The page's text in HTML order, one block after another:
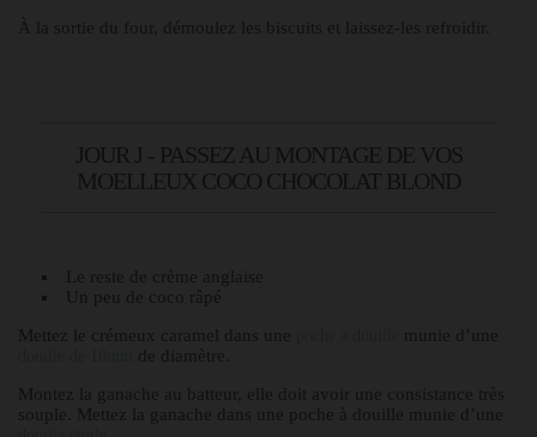
À la sortie du four, démoulez les biscuits et laissez-les refroidir.
JOUR J - PASSEZ AU MONTAGE DE VOS
MOELLEUX COCO CHOCOLAT BLOND
Le reste de crème anglaise
Un peu de coco râpé
Mettez le crémeux caramel dans une
munie d’une
de diamètre.
Montez la ganache au batteur, elle doit avoir une consistance très
souple. Mettez la ganache dans une poche à douille munie d’une